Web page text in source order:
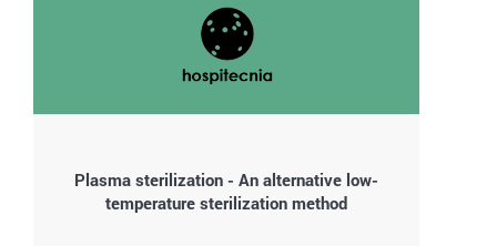
Plasma sterilization - An alternative low-
temperature sterilization method